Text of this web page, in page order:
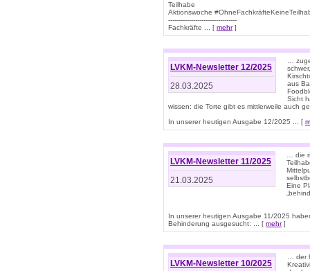
Teilhabe
Aktionswoche
---------------------------------
Fachkräfte ... [ mehr]
LVKM-Newsletter 12/2025
28.03.2025
…
aus
Sicht
wissen: die Torte gibt es mittlerweile auch
In unserer heutigen Ausgabe 12/2025 ... [
LVKM-Newsletter 11/2025
21.03.2025
… die
Eine
In unserer heutigen Ausgabe 11/2025
Behinderung ausgesucht: ... [ mehr]
LVKM-Newsletter 10/2025
… der